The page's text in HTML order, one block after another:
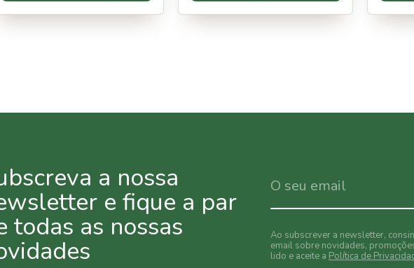
a nossa
e fique a par
todas as nossas
Ao subscrever a newsletter,
email sobre novidades,
lido e aceite a Política de